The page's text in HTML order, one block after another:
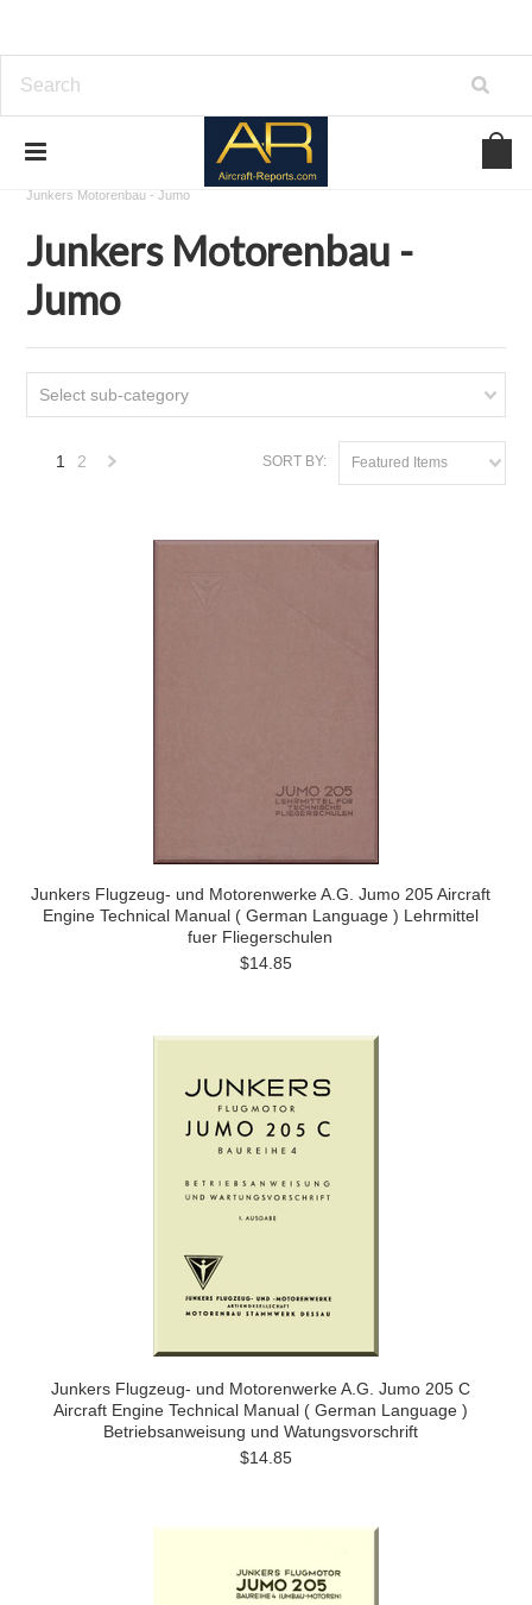
Download Aircraft Engines Manuals
Junkers Motorenbau - Jumo
Junkers Motorenbau -
Jumo
Select sub-category
SORT BY: Featured Items
1 2
Junkers Flugzeug- und Motorenwerke A.G. Jumo 205 Aircraft
Engine Technical Manual ( German Language ) Lehrmittel
fuer Fliegerschulen
$14.85
Junkers Flugzeug- und Motorenwerke A.G. Jumo 205 C
Aircraft Engine Technical Manual ( German Language )
Betriebsanweisung und Watungsvorschrift
$14.85